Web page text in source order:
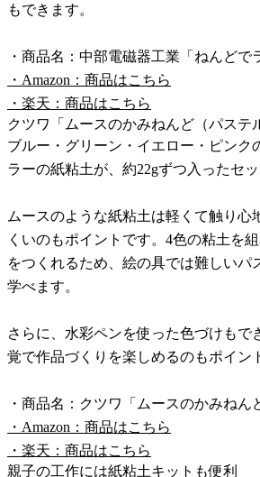
もできます。
・商品名：中部電磁器工業「ねんどで
・Amazon：商品はこちら
・楽天：商品はこちら
クツワ「ムースのかみねんど（パステ
ブルー・グリーン・イエロー・ピンク
ラーの紙粘土が、約22gずつ入ったセッ
ムースのような紙粘土は軽くて触り心
くいのもポイントです。4色の粘土を
をつくれるため、絵の具では難しいパ
学べます。
さらに、水彩ペンを使った色づけもで
覚で作品づくりを楽しめるのもポイン
・商品名：クツワ「ムースのかみねん
・Amazon：商品はこちら
・楽天：商品はこちら
親子の工作には紙粘土キットも便利